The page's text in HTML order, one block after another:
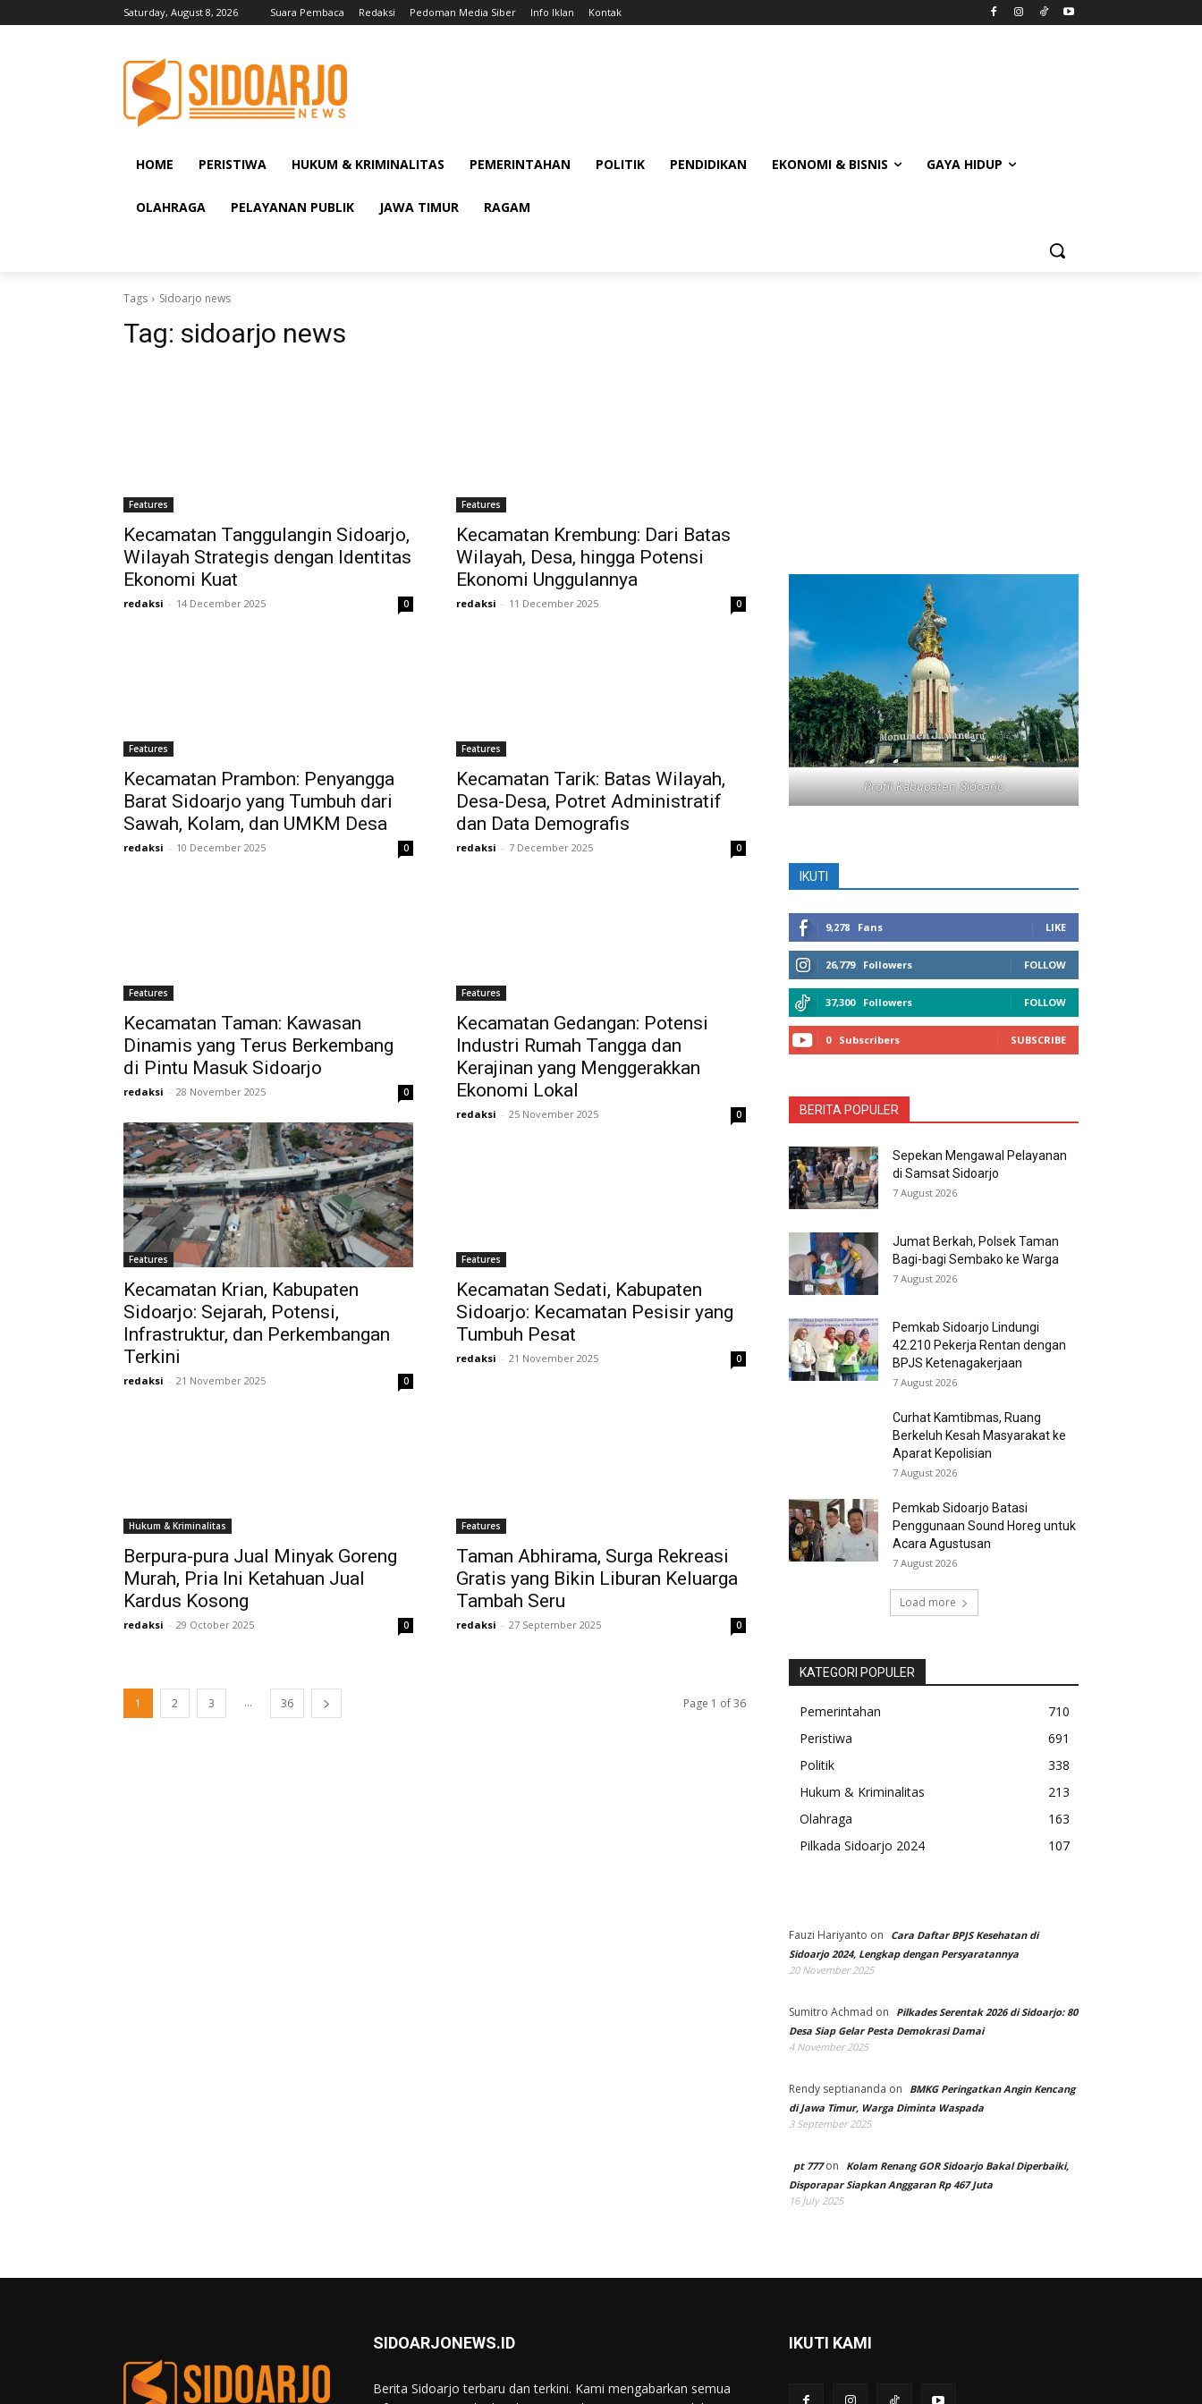
Saturday, August 8, 2026 Suara Pembaca Redaksi Pedoman Media Siber Info Iklan Kontak
HOME PERISTIWA HUKUM & KRIMINALITAS PEMERINTAHAN POLITIK PENDIDIKAN EKONOMI & BISNIS GAYA HIDUP
OLAHRAGA PELAYANAN PUBLIK JAWA TIMUR RAGAM
Tags Sidoarjo news
Tag: sidoarjo news
Features
Kecamatan Tanggulangin Sidoarjo,
Wilayah Strategis dengan Identitas
Ekonomi Kuat
redaksi - 14 December 2025 0
Features
Kecamatan Krembung: Dari Batas
Wilayah, Desa, hingga Potensi
Ekonomi Unggulannya
redaksi - 11 December 2025 0
Features
Kecamatan Prambon: Penyangga
Barat Sidoarjo yang Tumbuh dari
Sawah, Kolam, dan UMKM Desa
redaksi - 10 December 2025 0
Features
Kecamatan Tarik: Batas Wilayah,
Desa-Desa, Potret Administratif
dan Data Demografis
redaksi - 7 December 2025 0
Features
Kecamatan Taman: Kawasan
Dinamis yang Terus Berkembang
di Pintu Masuk Sidoarjo
redaksi - 28 November 2025 0
Features
Kecamatan Gedangan: Potensi
Industri Rumah Tangga dan
Kerajinan yang Menggerakkan
Ekonomi Lokal
redaksi - 25 November 2025 0
Features
Kecamatan Krian, Kabupaten
Sidoarjo: Sejarah, Potensi,
Infrastruktur, dan Perkembangan
Terkini
redaksi - 21 November 2025 0
Features
Kecamatan Sedati, Kabupaten
Sidoarjo: Kecamatan Pesisir yang
Tumbuh Pesat
redaksi - 21 November 2025 0
Hukum & Kriminalitas
Berpura-pura Jual Minyak Goreng
Murah, Pria Ini Ketahuan Jual
Kardus Kosong
redaksi - 29 October 2025 0
Features
Taman Abhirama, Surga Rekreasi
Gratis yang Bikin Liburan Keluarga
Tambah Seru
redaksi - 27 September 2025 0
1 2 3 ... 36 Page 1 of 36
Profil Kabupaten Sidoarjo
IKUTI
9,278 Fans LIKE
26,779 Followers FOLLOW
37,300 Followers FOLLOW
0 Subscribers SUBSCRIBE
BERITA POPULER
Sepekan Mengawal Pelayanan
di Samsat Sidoarjo
7 August 2026
Jumat Berkah, Polsek Taman
Bagi-bagi Sembako ke Warga
7 August 2026
Pemkab Sidoarjo Lindungi
42.210 Pekerja Rentan dengan
BPJS Ketenagakerjaan
7 August 2026
Curhat Kamtibmas, Ruang
Berkeluh Kesah Masyarakat ke
Aparat Kepolisian
7 August 2026
Pemkab Sidoarjo Batasi
Penggunaan Sound Horeg untuk
Acara Agustusan
7 August 2026
Load more
KATEGORI POPULER
Pemerintahan
710
Peristiwa
691
Politik
338
Hukum & Kriminalitas
213
Olahraga
163
Pilkada Sidoarjo 2024
107
Fauzi Hariyanto on
Cara Daftar BPJS Kesehatan di
Sidoarjo 2024, Lengkap dengan Persyaratannya
20 November 2025
Sumitro Achmad on
Pilkades Serentak 2026 di Sidoarjo: 80
Desa Siap Gelar Pesta Demokrasi Damai
4 November 2025
Rendy septiananda on
BMKG Peringatkan Angin Kencang
di Jawa Timur, Warga Diminta Waspada
3 September 2025
pt 777on
Kolam Renang GOR Sidoarjo Bakal Diperbaiki,
Disporapar Siapkan Anggaran Rp 467 Juta
16 July 2025
SIDOARJONEWS.ID
Berita Sidoarjo terbaru dan terkini. Kami mengabarkan semua
IKUTI KAMI